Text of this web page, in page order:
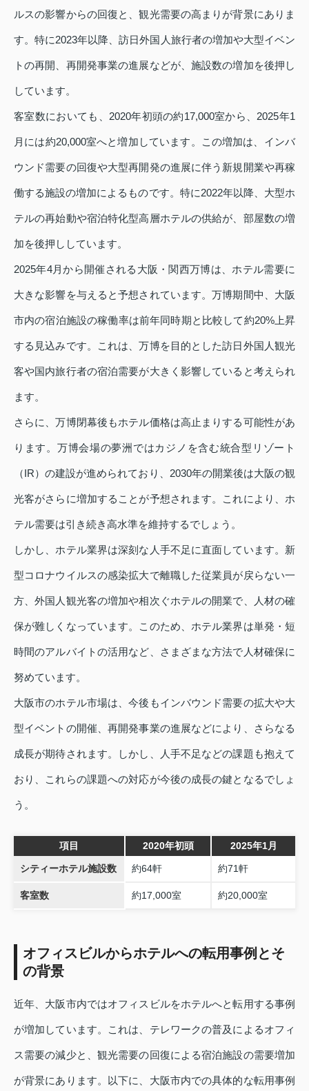
ルスの影響からの回復と、観光需要の高まりが背景にありま
す。特に2023年以降、訪日外国人旅行者の増加や大型イベン
トの再開、再開発事業の進展などが、施設数の増加を後押し
しています。
客室数においても、2020年初頭の約17,000室から、2025年1
月には約20,000室へと増加しています。この増加は、インバ
ウンド需要の回復や大型再開発の進展に伴う新規開業や再稼
働する施設の増加によるものです。特に2022年以降、大型ホ
テルの再始動や宿泊特化型高層ホテルの供給が、部屋数の増
加を後押ししています。
2025年4月から開催される大阪・関西万博は、ホテル需要に
大きな影響を与えると予想されています。万博期間中、大阪
市内の宿泊施設の稼働率は前年同時期と比較して約20%上昇
する見込みです。これは、万博を目的とした訪日外国人観光
客や国内旅行者の宿泊需要が大きく影響していると考えられ
ます。
さらに、万博閉幕後もホテル価格は高止まりする可能性があ
ります。万博会場の夢洲ではカジノを含む統合型リゾート
（IR）の建設が進められており、2030年の開業後は大阪の観
光客がさらに増加することが予想されます。これにより、ホ
テル需要は引き続き高水準を維持するでしょう。
しかし、ホテル業界は深刻な人手不足に直面しています。新
型コロナウイルスの感染拡大で離職した従業員が戻らない一
方、外国人観光客の増加や相次ぐホテルの開業で、人材の確
保が難しくなっています。このため、ホテル業界は単発・短
時間のアルバイトの活用など、さまざまな方法で人材確保に
努めています。
大阪市のホテル市場は、今後もインバウンド需要の拡大や大
型イベントの開催、再開発事業の進展などにより、さらなる
成長が期待されます。しかし、人手不足などの課題も抱えて
おり、これらの課題への対応が今後の成長の鍵となるでしょ
う。
項目 2020年初頭 2025年1月
シティーホテル施設数 約64軒 約71軒
客室数 約17,000室 約20,000室
オフィスビルからホテルへの転用事例とそ
の背景
近年、大阪市内ではオフィスビルをホテルへと転用する事例
が増加しています。これは、テレワークの普及によるオフィ
ス需要の減少と、観光需要の回復による宿泊施設の需要増加
が背景にあります。以下に、大阪市内での具体的な転用事例